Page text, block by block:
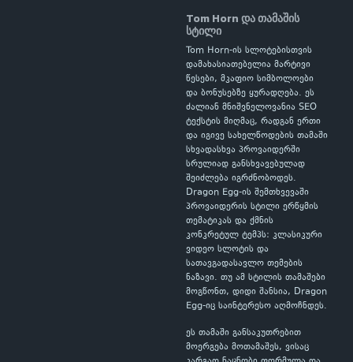
Tom Horn და თამაშის
სტილი
Tom Horn-ის სლოტებისთვის
დამახასიათებელია მარტივი
წესები, მკაფიო სიმბოლოები
და ბონუსებზე ყურადღება. ეს
ძალიან მნიშვნელოვანია SEO
ტექსტის მიღმაც, რადგან ერთი
და იგივე სახელწოდების თამაში
სხვადასხვა პროვაიდერში
სრულიად განსხვავებულად
შეიძლება იგრძნობოდეს.
Dragon Egg-ის შემთხვევაში
პროვაიდერის სტილი ერწყმის
თემატიკას და ქმნის
კონკრეტულ ტემპს: კლასიკური
ვიდეო სლოტის და
სათავგადასავლო თემების
ნაზავი. თუ ამ სტილის თამაშები
მოგწონთ, დიდი შანსია, Dragon
Egg-იც საინტერესო აღმოჩნდეს.
ეს თამაში განსაკუთრებით
მოერგება მოთამაშეს, ვისაც